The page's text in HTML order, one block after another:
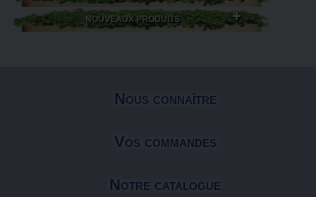
NOUVEAUX PRODUITS
Nous connaître
Vos commandes
Notre catalogue